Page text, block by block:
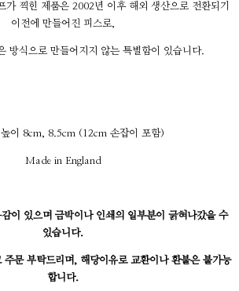
가 찍힌 제품은 2002년 이후 해외 생산으로 전환되기
이전에 만들어진 피스로,
방식으로 만들어지지 않는 특별함이 있습니다.
이 8cm, 8.5cm (12cm 손잡이 포함)
Made in England
이 있으며 금박이나 인쇄의 일부분이 긁혀나갔을 수
있습니다.
주문 부탁드리며, 해당이유로 교환이나 환불은 불가능
합니다.